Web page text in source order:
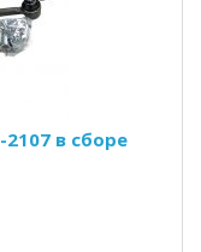
в сборе